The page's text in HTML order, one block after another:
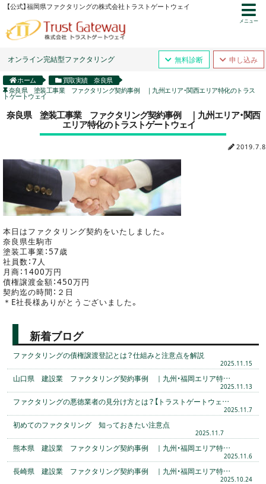
【公式】福岡県ファクタリングの株式会社トラストゲートウェイ
オンライン完結型ファクタリング 無料診断 申し込み
メニュー
ホーム
買取実績 奈良県
奈良県 塗装工事業 ファクタリング契約事例 ｜九州エリア・関西エリア特化のトラス
トゲートウェイ
奈良県 塗装工事業 ファクタリング契約事例 ｜九州エリア・関西
エリア特化のトラストゲートウェイ
2019.7.8
本日はファクタリング契約をいたしました。
奈良県生駒市
塗装工事業：57歳
社員数：7人
月商：1400万円
債権譲渡金額：450万円
契約迄の時間：２日
＊E社長様ありがとうございました。
新着ブログ
ファクタリングの債権譲渡登記とは？仕組みと注意点を解説
2025.11.15
山口県 建設業 ファクタリング契約事例 ｜九州・福岡エリア特…
2025.11.13
ファクタリングの悪徳業者の見分け方とは？【トラストゲートウェ…
2025.11.7
初めてのファクタリング 知っておきたい注意点
2025.11.7
熊本県 建設業 ファクタリング契約事例 ｜九州・福岡エリア特…
2025.11.6
長崎県 建設業 ファクタリング契約事例 ｜九州・福岡エリア特…
2025.10.24